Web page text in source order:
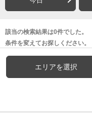
該当の検索結果は0件でした。
条件を変えてお探しください。
エリアを選択